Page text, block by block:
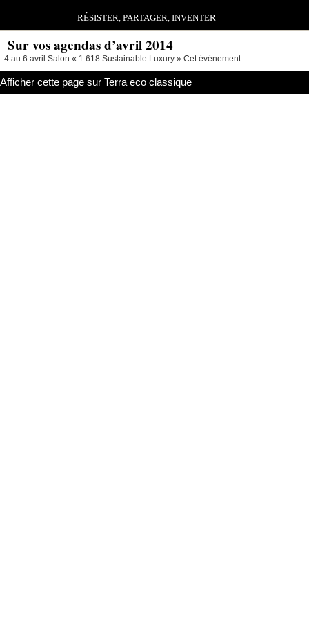
RÉSISTER, PARTAGER, INVENTER
Sur vos agendas d’avril 2014
4 au 6 avril Salon « 1.618 Sustainable Luxury » Cet événement...
Afficher cette page sur Terra eco classique